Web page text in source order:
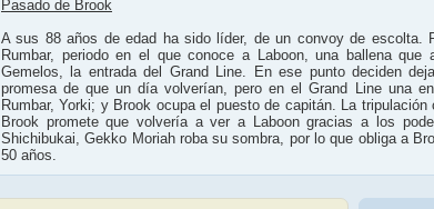
Pasado de Brook
A sus 88 años de edad ha sido líder, de un convoy de escolta.
Rumbar, periodo en el que conoce a Laboon, una ballena
Gemelos, la entrada del Grand Line. En ese punto deciden
promesa de que un día volverían, pero en el Grand Line una
Rumbar, Yorki; y Brook ocupa el puesto de capitán. La
Brook promete que volvería a ver a Laboon gracias a los
Shichibukai, Gekko Moriah roba su sombra, por lo que obliga a
50 años.